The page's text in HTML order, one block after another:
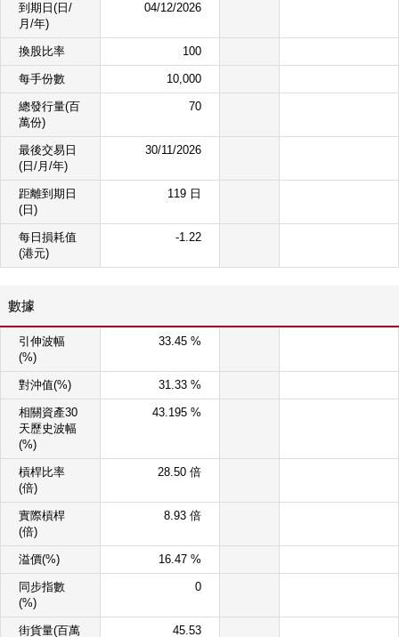
到期日(日/
月/年)
04/12/2026
換股比率 100
每手份數 10,000
總發行量(百
萬份)
70
最後交易日
(日/月/年)
30/11/2026
距離到期日
(日)
119 日
每日損耗值
(港元)
-1.22
數據
引伸波幅
(%)
33.45 %
對沖值(%) 31.33 %
相關資產30
天歷史波幅
(%)
43.195 %
槓桿比率
(倍)
28.50 倍
實際槓桿
(倍)
8.93 倍
溢價(%) 16.47 %
同步指數
(%)
0
街貨量(百萬 45.53